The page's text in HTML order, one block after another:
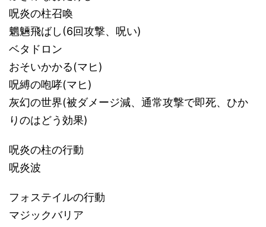
呪炎の柱召喚
魍魎飛ばし(6回攻撃、呪い)
ベタドロン
おそいかかる(マヒ)
呪縛の咆哮(マヒ)
灰幻の世界(被ダメージ減、通常攻撃で即死、ひか
りのはどう効果)
呪炎の柱の行動
呪炎波
フォステイルの行動
マジックバリア